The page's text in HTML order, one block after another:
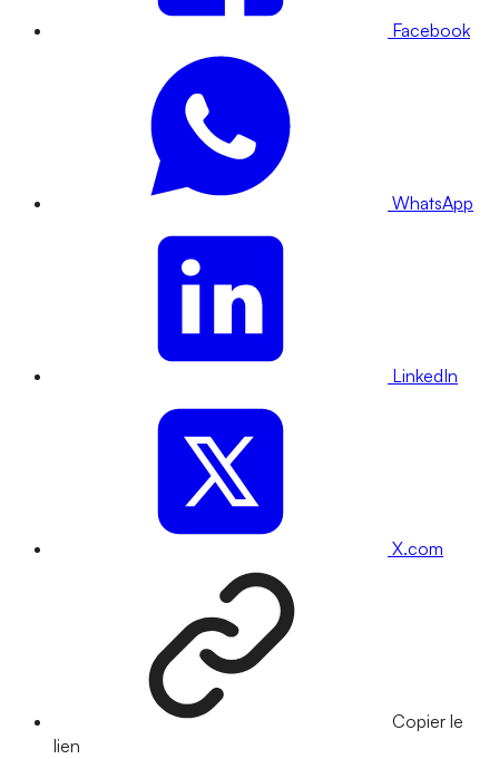
Facebook
WhatsApp
LinkedIn
X.com
Copier le
lien